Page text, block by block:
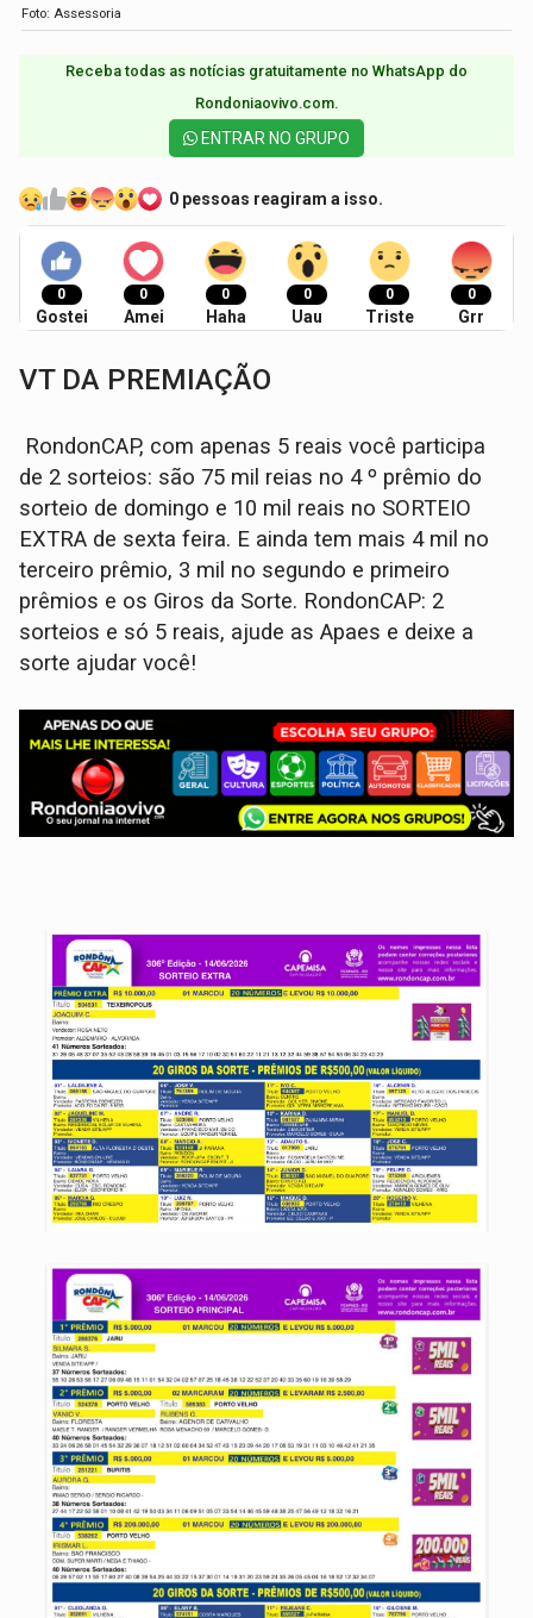
Foto: Assessoria
Receba todas as notícias gratuitamente no WhatsApp do
Rondoniaovivo.com.​
ENTRAR NO GRUPO
0 pessoas reagiram a isso.
0
Gostei
0
Amei
0
Haha
0
Uau
0
Triste
0
Grr
VT DA PREMIAÇÃO
RondonCAP, com apenas 5 reais você participa
de 2 sorteios: são 75 mil reias no 4 º prêmio do
sorteio de domingo e 10 mil reais no SORTEIO
EXTRA de sexta feira. E ainda tem mais 4 mil no
terceiro prêmio, 3 mil no segundo e primeiro
prêmios e os Giros da Sorte. RondonCAP: 2
sorteios e só 5 reais, ajude as Apaes e deixe a
sorte ajudar você!